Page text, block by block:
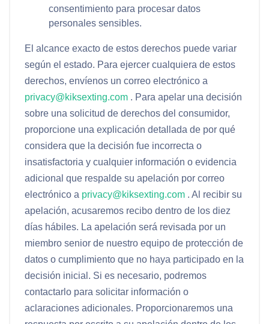
consentimiento para procesar datos
personales sensibles.
El alcance exacto de estos derechos puede variar
según el estado. Para ejercer cualquiera de estos
derechos, envíenos un correo electrónico a
privacy@kiksexting.com . Para apelar una decisión
sobre una solicitud de derechos del consumidor,
proporcione una explicación detallada de por qué
considera que la decisión fue incorrecta o
insatisfactoria y cualquier información o evidencia
adicional que respalde su apelación por correo
electrónico a privacy@kiksexting.com . Al recibir su
apelación, acusaremos recibo dentro de los diez
días hábiles. La apelación será revisada por un
miembro senior de nuestro equipo de protección de
datos o cumplimiento que no haya participado en la
decisión inicial. Si es necesario, podremos
contactarlo para solicitar información o
aclaraciones adicionales. Proporcionaremos una